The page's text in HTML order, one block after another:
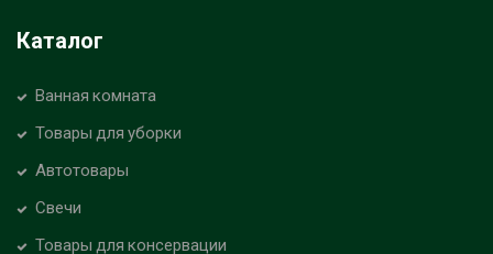
Каталог
Ванная комната
Товары для уборки
Автотовары
Свечи
Товары для консервации